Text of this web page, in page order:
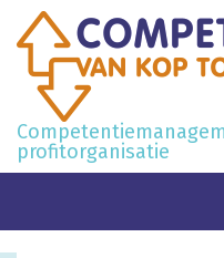
profitorganisatie